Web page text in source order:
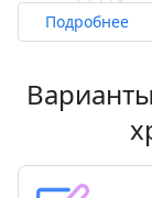
Подробнее